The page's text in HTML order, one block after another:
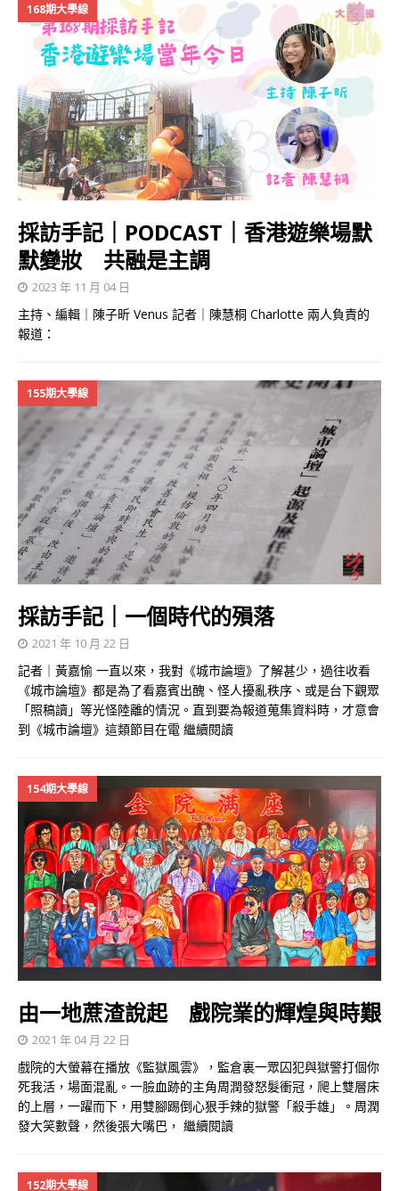
168期大學線
採訪手記｜PODCAST｜香港遊樂場默
默變妝 共融是主調
2023 年 11 月 04 日
主持、編輯｜陳子昕 Venus 記者｜陳慧桐 Charlotte 兩人負責的
報道：
155期大學線
採訪手記｜一個時代的殞落
2021 年 10 月 22 日
記者｜黃嘉愉 一直以來，我對《城市論壇》了解甚少，過往收看
《城市論壇》都是為了看嘉賓出醜、怪人擾亂秩序、或是台下觀眾
「照稿讀」等光怪陸離的情況。直到要為報道蒐集資料時，才意會
到《城市論壇》這類節目在電 繼續閱讀
154期大學線
由一地蔗渣說起 戲院業的輝煌與時艱
2021 年 04 月 22 日
戲院的大螢幕在播放《監獄風雲》，監倉裏一眾囚犯與獄警打個你
死我活，場面混亂。一臉血跡的主角周潤發怒髮衝冠，爬上雙層床
的上層，一躍而下，用雙腳踢倒心狠手辣的獄警「殺手雄」。周潤
發大笑數聲，然後張大嘴巴， 繼續閱讀
152期大學線